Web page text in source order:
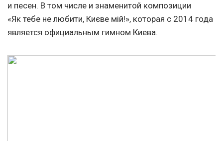
и песен. В том числе и знаменитой композиции
«Як тебе не любити, Києве мій!», которая с 2014 года
является официальным гимном Киева.